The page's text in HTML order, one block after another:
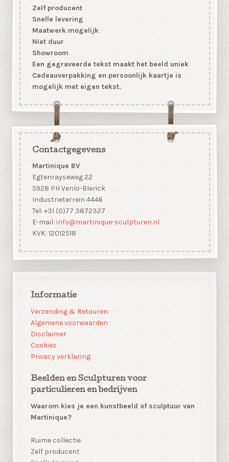
Zelf producent
Snelle levering
Maatwerk mogelijk
Niet duur
Showroom
Een gegraveerde tekst maakt het beeld uniek
Cadeauverpakking en persoonlijk kaartje is
mogelijk met eigen tekst.
Contactgegevens
Martinique BV
Egtenrayseweg 22
5928 PH Venlo-Blerick
Industrieterrein 4446
Tel: +31 (0)77 3872327
E-mail: info@martinique-sculpturen.nl
KVK: 12012518
Informatie
Verzending & Retouren
Algemene voorwaarden
Disclaimer
Cookies
Privacy verklaring
Beelden en Sculpturen voor
particulieren en bedrijven
Waarom kies je een kunstbeeld of sculptuur van
Martinique?
Ruime collectie
Zelf producent